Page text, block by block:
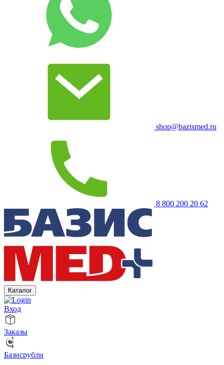
shop@bazismed.ru
8 800 200 20 62
Каталог
Вход
Заказы
Базисрубли